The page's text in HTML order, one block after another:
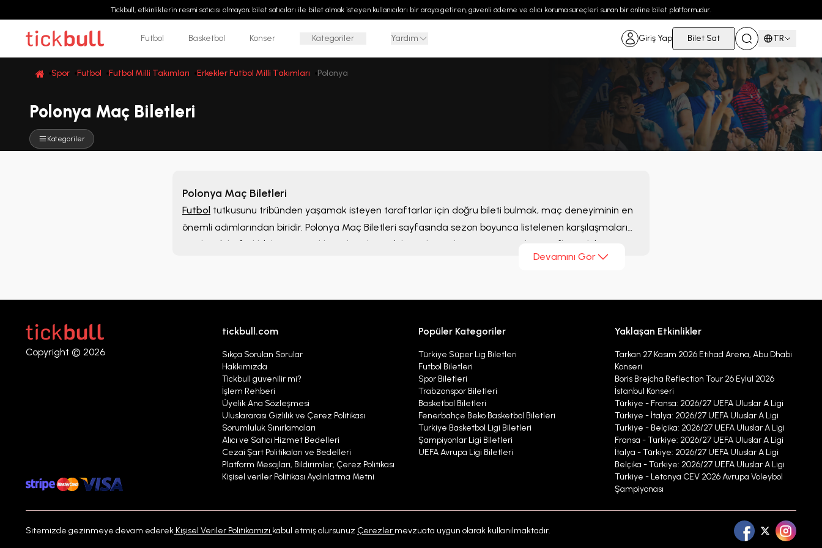
Tickbull, etkinliklerin resmi satıcısı olmayan; bilet satıcıları ile bilet almak isteyen kullanıcıları bir araya getiren, güvenli ödeme ve alıcı koruma süreçleri sunan bir online bilet platformudur.
Futbol Basketbol Konser Kategoriler Yardım Giriş Yap Bilet Sat TR
Spor Futbol Futbol Milli Takımları Erkekler Futbol Milli Takımları Polonya
Polonya Maç Biletleri
Kategoriler
Polonya Maç Biletleri
Futbol tutkusunu tribünden yaşamak isteyen taraftarlar için doğru bileti bulmak, maç deneyiminin en
önemli adımlarından biridir. Polonya Maç Biletleri sayfasında sezon boyunca listelenen karşılaşmaları
inceleyebilir, farklı bilet seçeneklerini karşılaştırabilir ve ihtiyaçlarınıza uygun alternatifleri tek bir
Devamını Gör
Copyright © 2026
tickbull.com
Sıkça Sorulan Sorular
Hakkımızda
Tickbull güvenilir mi?
İşlem Rehberi
Üyelik Ana Sözleşmesi
Uluslararası Gizlilik ve Çerez Politikası
Sorumluluk Sınırlamaları
Alıcı ve Satıcı Hizmet Bedelleri
Cezai Şart Politikaları ve Bedelleri
Platform Mesajları, Bildirimler, Çerez Politikası
Kişisel veriler Politikası Aydınlatma Metni
Popüler Kategoriler
Türkiye Süper Lig Biletleri
Futbol Biletleri
Spor Biletleri
Trabzonspor Biletleri
Basketbol Biletleri
Fenerbahçe Beko Basketbol Biletleri
Türkiye Basketbol Ligi Biletleri
Şampiyonlar Ligi Biletleri
UEFA Avrupa Ligi Biletleri
Yaklaşan Etkinlikler
Tarkan 27 Kasım 2026 Etihad Arena, Abu Dhabi
Konseri
Boris Brejcha Reflection Tour 26 Eylül 2026
İstanbul Konseri
Türkiye - Fransa: 2026/27 UEFA Uluslar A Ligi
Türkiye - İtalya: 2026/27 UEFA Uluslar A Ligi
Türkiye - Belçika: 2026/27 UEFA Uluslar A Ligi
Fransa - Türkiye: 2026/27 UEFA Uluslar A Ligi
İtalya - Türkiye: 2026/27 UEFA Uluslar A Ligi
Belçika - Türkiye: 2026/27 UEFA Uluslar A Ligi
Türkiye - Letonya CEV 2026 Avrupa Voleybol
Şampiyonası
Sitemizde gezinmeye devam ederek Kişisel Veriler Politikamızı kabul etmiş olursunuz Çerezler mevzuata uygun olarak kullanılmaktadır.